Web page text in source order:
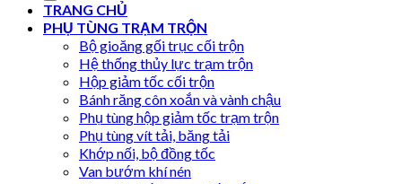
TRANG CHỦ
PHỤ TÙNG TRẠM TRỘN
Bộ gioăng gối trục cối trộn
Hệ thống thủy lực trạm trộn
Hộp giảm tốc cối trộn
Bánh răng côn xoắn và vành chậu
Phụ tùng hộp giảm tốc trạm trộn
Phụ tùng vít tải, băng tải
Khớp nối, bộ đồng tốc
Van bướm khí nén